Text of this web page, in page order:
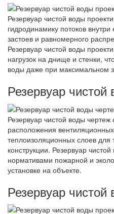
Резервуар чистой воды
гидродинамику потоков
застоев и равномерного
Резервуар чистой воды
нагрузок на днище и стенки,
воды даже при максимальном
Резервуар
Резервуар чистой воды
расположения
теплоизоляционных слоев для
конструкции. Резервуар
нормативами пожарной и
установке на объекте.
Резервуар чистой